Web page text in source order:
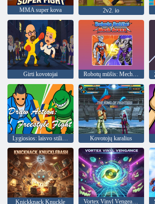
MMA super kova 2v2. io
Girti kovotojai Robotų mūšis: Mech Arena
Kovotojų karalius
Knickknack Knuckle Vortex Vinyl Vengeance